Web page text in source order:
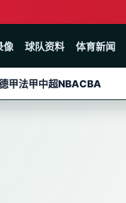
像 球队资料 体育新闻
甲法甲中超NBACBA